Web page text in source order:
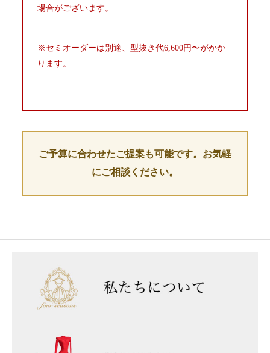
場合がございます。
※セミオーダーは別途、型抜き代6,600円〜がかか
ります。
ご予算に合わせたご提案も可能です。お気軽
にご相談ください。